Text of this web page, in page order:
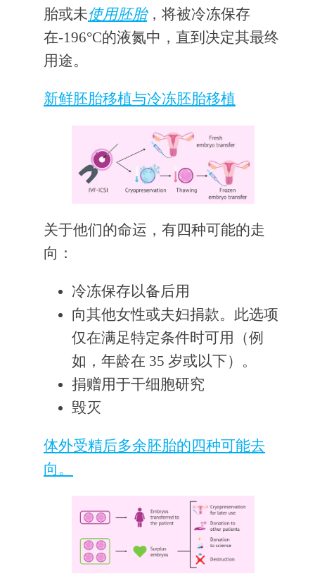
胎或未使用胚胎，将被冷冻保存
在-196°C的液氮中，直到决定其最终
用途。
新鲜胚胎移植与冷冻胚胎移植
关于他们的命运，有四种可能的走
向：
冷冻保存以备后用
向其他女性或夫妇捐款。此选项
仅在满足特定条件时可用（例
如，年龄在 35 岁或以下）。
捐赠用于干细胞研究
毁灭
体外受精后多余胚胎的四种可能去
向。